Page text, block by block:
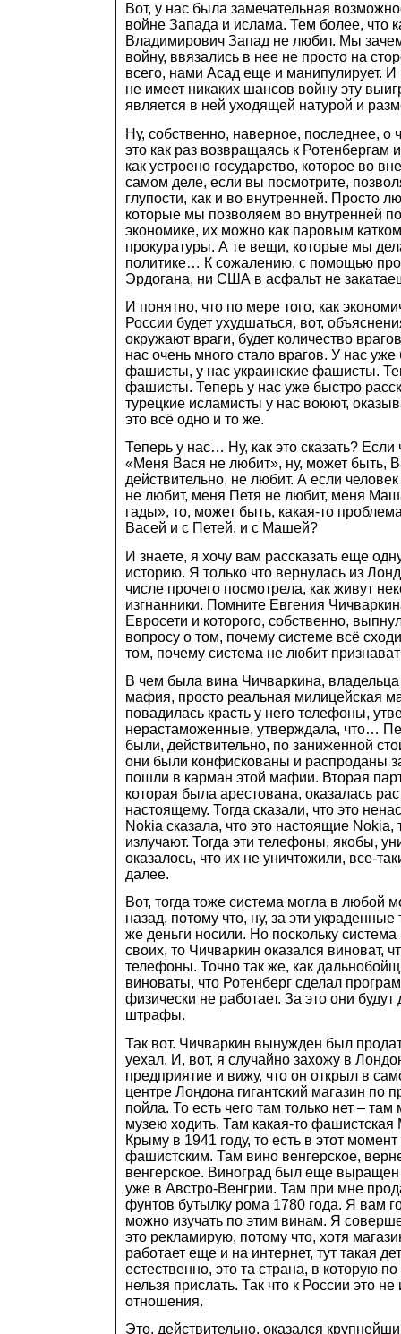
Вот, у нас была замечательная
войне Запада и ислама. Тем более, что
Владимирович Запад не любит. Мы
войну, ввязались в нее не просто на
всего, нами Асад еще и манипулирует. И
не имеет никаких шансов войну эту
является в ней уходящей натурой и
Ну, собственно, наверное, последнее, о
это как раз возвращаясь к Ротенбергам
как устроено государство, которое во
самом деле, если вы посмотрите,
глупости, как и во внутренней. Просто
которые мы позволяем во внутренней
экономике, их можно как паровым
прокуратуры. А те вещи, которые мы
политике… К сожалению, с помощью
Эрдогана, ни США в асфальт не
И понятно, что по мере того, как
России будет ухудшаться, вот,
окружают враги, будет количество
нас очень много стало врагов. У нас уже
фашисты, у нас украинские фашисты.
фашисты. Теперь у нас уже быстро
турецкие исламисты у нас воюют,
это всё одно и то же.
Теперь у нас… Ну, как это сказать? Если
«Меня Вася не любит», ну, может быть,
действительно, не любит. А если
не любит, меня Петя не любит, меня
гады», то, может быть, какая-то
Васей и с Петей, и с Машей?
И знаете, я хочу вам рассказать еще
историю. Я только что вернулась из
числе прочего посмотрела, как живут
изгнанники. Помните Евгения
Евросети и которого, собственно,
вопросу о том, почему системе всё
том, почему система не любит
В чем была вина Чичваркина,
мафия, просто реальная милицейская
повадилась красть у него телефоны,
нерастаможенные, утверждала, что…
были, действительно, по заниженной
они были конфискованы и распроданы
пошли в карман этой мафии. Вторая
которая была арестована, оказалась
настоящему. Тогда сказали, что это
Nokia сказала, что это настоящие Nokia,
излучают. Тогда эти телефоны, якобы,
оказалось, что их не уничтожили, все-
далее.
Вот, тогда тоже система могла в любой
назад, потому что, ну, за эти
же деньги носили. Но поскольку система
своих, то Чичваркин оказался виноват,
телефоны. Точно так же, как
виноваты, что Ротенберг сделал
физически не работает. За это они
штрафы.
Так вот. Чичваркин вынужден был
уехал. И, вот, я случайно захожу в
предприятие и вижу, что он открыл в
центре Лондона гигантский магазин по
пойла. То есть чего там только нет – там
музею ходить. Там какая-то
Крыму в 1941 году, то есть в этот
фашистским. Там вино венгерское,
венгерское. Виноград был еще выращен
уже в Австро-Венгрии. Там при мне
фунтов бутылку рома 1780 года. Я вам
можно изучать по этим винам. Я
это рекламирую, потому что, хотя
работает еще и на интернет, тут такая
естественно, это та страна, в которую
нельзя прислать. Так что к России это не
отношения.
Это, действительно, оказался